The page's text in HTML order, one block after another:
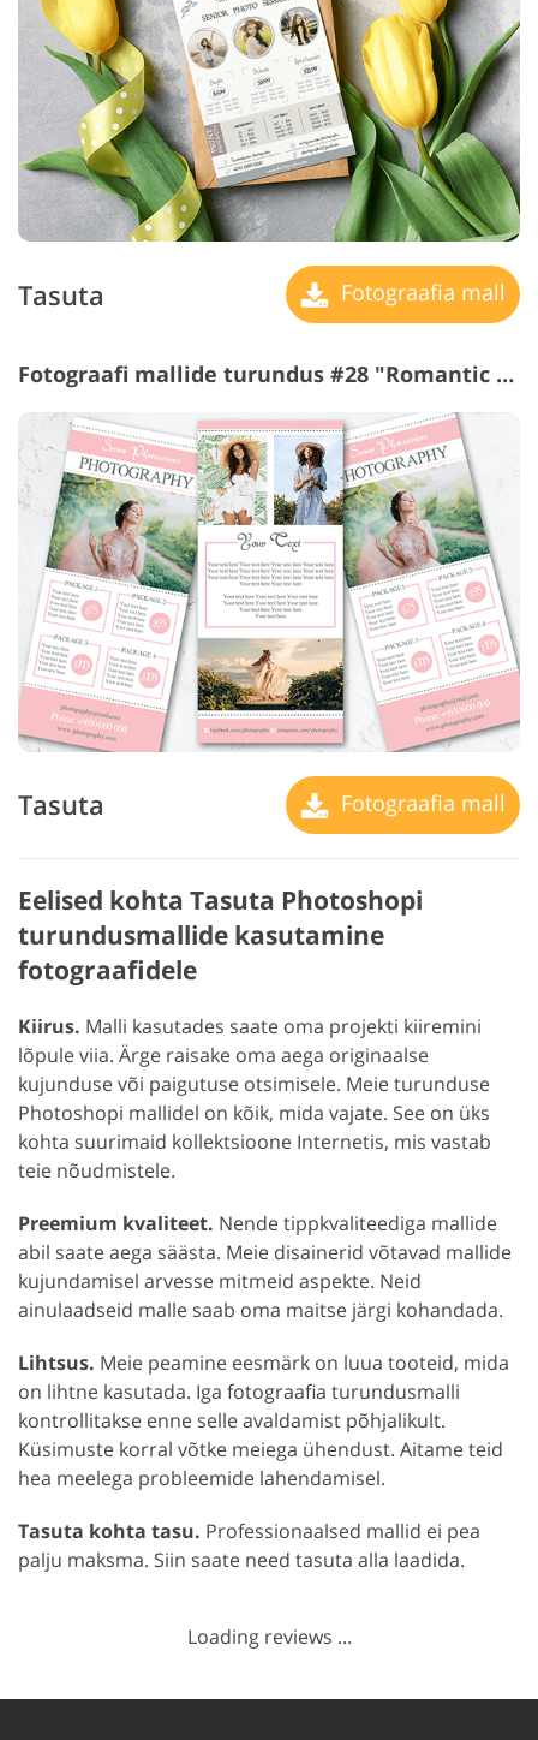
Tasuta Fotograafia mall
Fotograafi mallide turundus #28 "Romantic Style"
Tasuta Fotograafia mall
Eelised kohta Tasuta Photoshopi
turundusmallide kasutamine
fotograafidele
Kiirus. Malli kasutades saate oma projekti kiiremini
lõpule viia. Ärge raisake oma aega originaalse
kujunduse või paigutuse otsimisele. Meie turunduse
Photoshopi mallidel on kõik, mida vajate. See on üks
kohta suurimaid kollektsioone Internetis, mis vastab
teie nõudmistele.
Preemium kvaliteet. Nende tippkvaliteediga mallide
abil saate aega säästa. Meie disainerid võtavad mallide
kujundamisel arvesse mitmeid aspekte. Neid
ainulaadseid malle saab oma maitse järgi kohandada.
Lihtsus. Meie peamine eesmärk on luua tooteid, mida
on lihtne kasutada. Iga fotograafia turundusmalli
kontrollitakse enne selle avaldamist põhjalikult.
Küsimuste korral võtke meiega ühendust. Aitame teid
hea meelega probleemide lahendamisel.
Tasuta kohta tasu. Professionaalsed mallid ei pea
palju maksma. Siin saate need tasuta alla laadida.
Loading reviews ...